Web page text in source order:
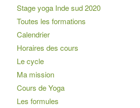
Stage yoga Inde sud 2020
Toutes les formations
Calendrier
Horaires des cours
Le cycle
Ma mission
Cours de Yoga
Les formules